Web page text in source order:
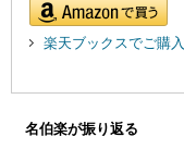
楽天ブックスでご購入
名伯楽が振り返る